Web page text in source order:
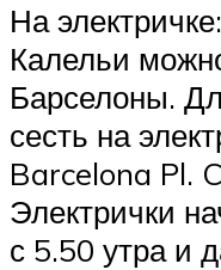
На
Калельи
Барселоны.
сесть на
Barcelona Pl.
Электрички
с 5.50 утра и